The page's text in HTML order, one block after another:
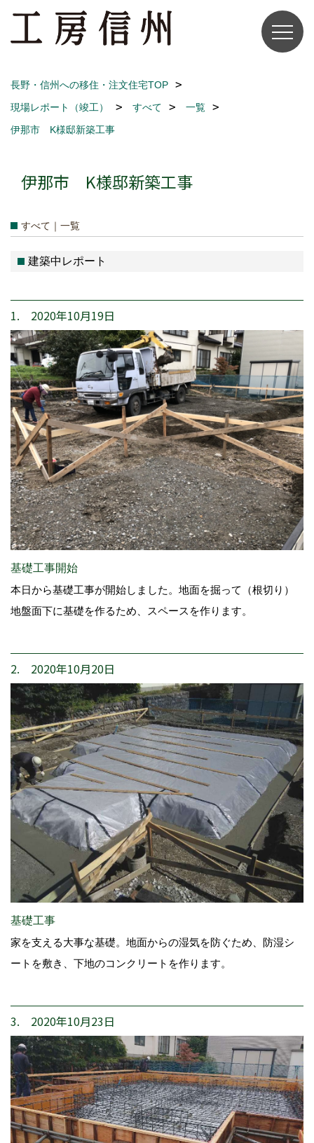
長野・信州への移住・注文住宅TOP
現場レポート（竣工）
すべて
一覧
伊那市 K様邸新築工事
伊那市 K様邸新築工事
すべて｜一覧
建築中レポート
1. 2020年10月19日
基礎工事開始
本日から基礎工事が開始しました。地面を掘って（根切り）
地盤面下に基礎を作るため、スペースを作ります。
2. 2020年10月20日
基礎工事
家を支える大事な基礎。地面からの湿気を防ぐため、防湿シ
ートを敷き、下地のコンクリートを作ります。
3. 2020年10月23日